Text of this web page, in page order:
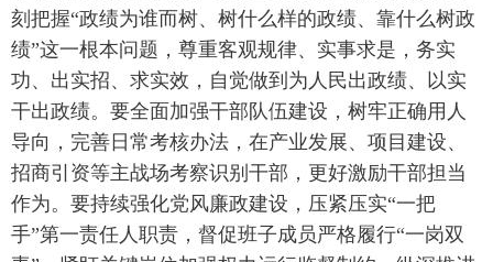
刻把握“政绩为谁而树、树什么样的政绩、靠什么树政
绩”这一根本问题，尊重客观规律、实事求是，务实
功、出实招、求实效，自觉做到为人民出政绩、以实
干出政绩。要全面加强干部队伍建设，树牢正确用人
导向，完善日常考核办法，在产业发展、项目建设、
招商引资等主战场考察识别干部，更好激励干部担当
作为。要持续强化党风廉政建设，压紧压实“一把
手”第一责任人职责，督促班子成员严格履行“一岗双